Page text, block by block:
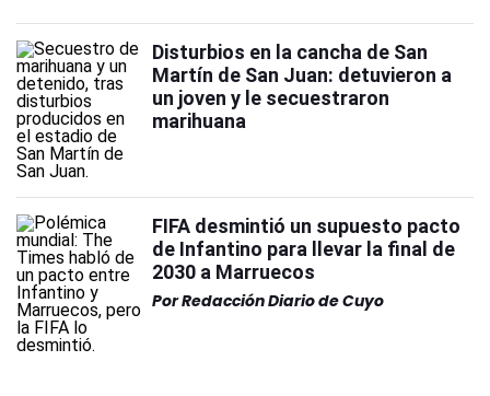
Disturbios en la cancha de San
Martín de San Juan: detuvieron a
un joven y le secuestraron
marihuana
FIFA desmintió un supuesto pacto
de Infantino para llevar la final de
2030 a Marruecos
PorRedacción Diario de Cuyo